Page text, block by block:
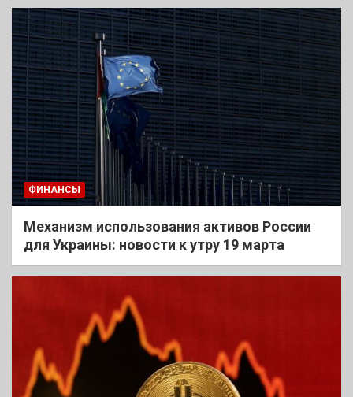
ФИНАНСЫ
Механизм использования активов России
для Украины: новости к утру 19 марта